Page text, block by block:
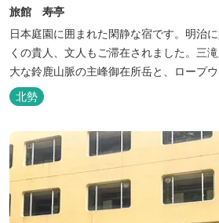
旅館 寿亭
日本庭園に囲まれた閑静な宿です。明治
くの貴人、文人もご滞在されました。三
大な鈴鹿山脈の主峰御在所岳と、ロープ
お入りいただく露天風呂は気持ちがいいです。 また、庭園に
和初期の離れの客間を改装した貸切風呂
屋食の為、お子様連れやカッ...
北勢